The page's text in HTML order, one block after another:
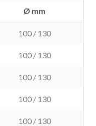
Ø mm
100 / 130
100 / 130
100 / 130
100 / 130
100 / 130